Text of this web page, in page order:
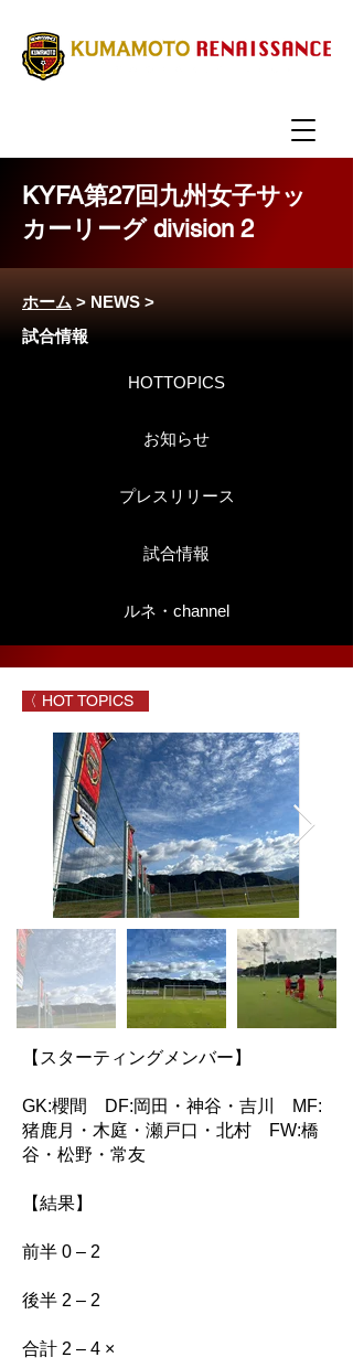
KYFA第27回九州女子サッ
カーリーグ division 2
ホーム > NEWS >
試合情報
HOTTOPICS
お知らせ
プレスリリース
試合情報
ルネ・channel
〈 HOT TOPICS
【スターティングメンバー】
GK:櫻間 DF:岡田・神谷・吉川 MF:
猪鹿月・木庭・瀬戸口・北村 FW:橋
谷・松野・常友
【結果】
前半 0 – 2
後半 2 – 2
合計 2 – 4 ×